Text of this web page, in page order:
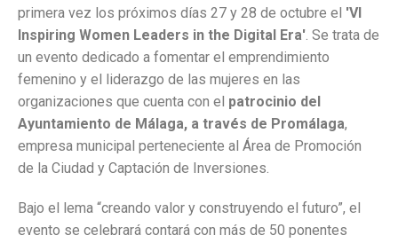
primera vez los próximos días 27 y 28 de octubre el 'VI
Inspiring Women Leaders in the Digital Era'. Se trata de
un evento dedicado a fomentar el emprendimiento
femenino y el liderazgo de las mujeres en las
organizaciones que cuenta con el patrocinio del
Ayuntamiento de Málaga, a través de Promálaga,
empresa municipal perteneciente al Área de Promoción
de la Ciudad y Captación de Inversiones.
Bajo el lema “creando valor y construyendo el futuro”, el
evento se celebrará contará con más de 50 ponentes